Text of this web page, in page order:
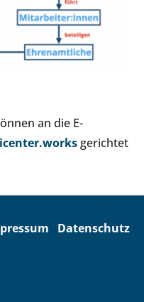
an die E-
gerichtet
Datenschutz